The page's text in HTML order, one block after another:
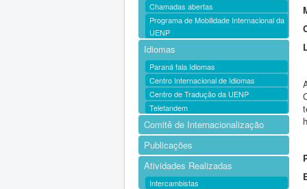
Chamadas abertas
Programa de Mobilidade Internacional da
UENP
Idiomas
Paraná fala Idiomas
Centro Internacional de Idiomas
Centro de Tradução da UENP
Teletandem
Comitê de Internacionalização
Publicações
Atividades Realizadas
Intercambistas